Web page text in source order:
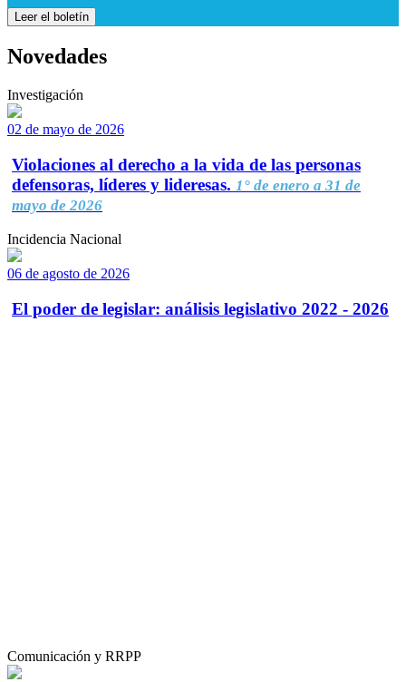
Leer el boletín
Novedades
Investigación
02 de mayo de 2026
Violaciones al derecho a la vida de las personas
defensoras, líderes y lideresas. 1° de enero a 31 de
mayo de 2026
Incidencia Nacional
06 de agosto de 2026
El poder de legislar: análisis legislativo 2022 - 2026
Comunicación y RRPP